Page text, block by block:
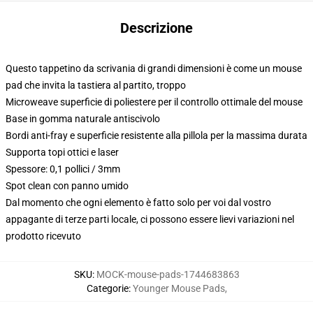
Descrizione
Questo tappetino da scrivania di grandi dimensioni è come un mouse
pad che invita la tastiera al partito, troppo
Microweave superficie di poliestere per il controllo ottimale del mouse
Base in gomma naturale antiscivolo
Bordi anti-fray e superficie resistente alla pillola per la massima durata
Supporta topi ottici e laser
Spessore: 0,1 pollici / 3mm
Spot clean con panno umido
Dal momento che ogni elemento è fatto solo per voi dal vostro
appagante di terze parti locale, ci possono essere lievi variazioni nel
prodotto ricevuto
SKU: MOCK-mouse-pads-1744683863
Categorie:Younger Mouse Pads,